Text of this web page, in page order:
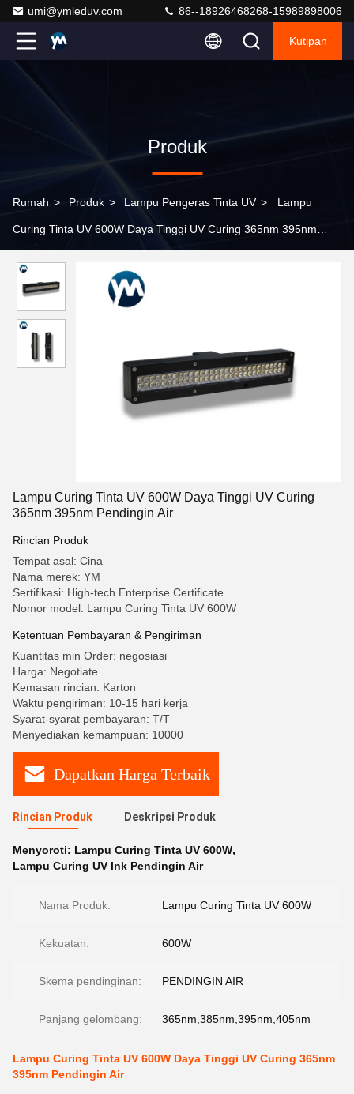
umi@ymleduv.com 86--18926468268-15989898006
Kutipan
Produk
Rumah > Produk > Lampu Pengeras Tinta UV > Lampu
Curing Tinta UV 600W Daya Tinggi UV Curing 365nm 395nm
Lampu Curing Tinta UV 600W Daya Tinggi UV Curing
365nm 395nm Pendingin Air
Rincian Produk
Tempat asal: Cina
Nama merek: YM
Sertifikasi: High-tech Enterprise Certificate
Nomor model: Lampu Curing Tinta UV 600W
Ketentuan Pembayaran & Pengiriman
Kuantitas min Order: negosiasi
Harga: Negotiate
Kemasan rincian: Karton
Waktu pengiriman: 10-15 hari kerja
Syarat-syarat pembayaran: T/T
Menyediakan kemampuan: 10000
Dapatkan Harga Terbaik
Rincian Produk Deskripsi Produk
Menyoroti: Lampu Curing Tinta UV 600W,
Lampu Curing UV lnk Pendingin Air
Nama Produk: Lampu Curing Tinta UV 600W
Kekuatan: 600W
Skema pendinginan: PENDINGIN AIR
Panjang gelombang: 365nm,385nm,395nm,405nm
Lampu Curing Tinta UV 600W Daya Tinggi UV Curing 365nm
395nm Pendingin Air